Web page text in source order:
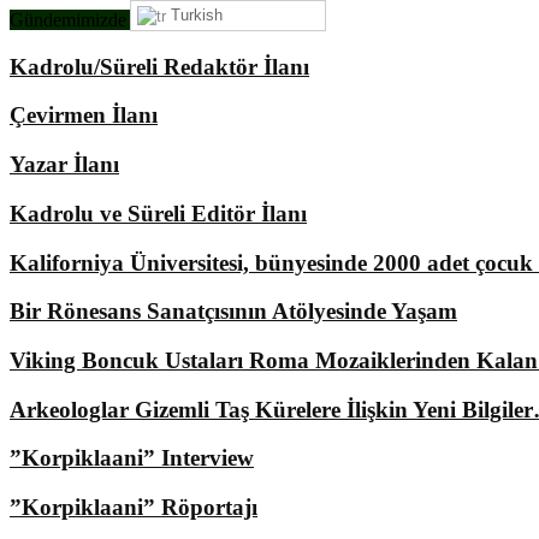
Gündemimizde Ne Var?
Kadrolu/Süreli Redaktör İlanı
Çevirmen İlanı
Yazar İlanı
Kadrolu ve Süreli Editör İlanı
Kaliforniya Üniversitesi, bünyesinde 2000 adet
Bir Rönesans Sanatçısının Atölyesinde Yaşam
Viking Boncuk Ustaları Roma Mozaiklerinden
Arkeologlar Gizemli Taş Kürelere İlişkin Yeni
”Korpiklaani” Interview
”Korpiklaani” Röportajı
Turkish